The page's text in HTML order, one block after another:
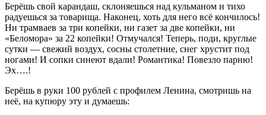
Берёшь свой карандаш, склоняешься над кульманом и тихо
радуешься за товарища. Наконец, хоть для него всё кончилось!
Ни трамваев за три копейки, ни газет за две копейки, ни
«Беломора» за 22 копейки! Отмучался! Теперь, поди, круглые
сутки — свежий воздух, сосны столетние, снег хрустит под
ногами! И сопки синеют вдали! Романтика! Повезло парню!
Эх….!
Берёшь в руки 100 рублей с профилем Ленина, смотришь на
неё, на купюру эту и думаешь: